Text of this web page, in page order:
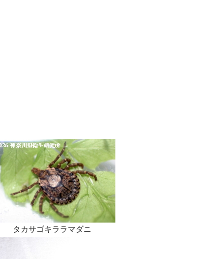
タカサゴキララマダニ